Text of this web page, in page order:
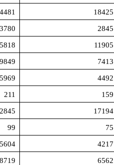
18425
3780 2845
11905
9849 7413
5969 4492
211 159
17194
99 75
5604 4217
8719 6562